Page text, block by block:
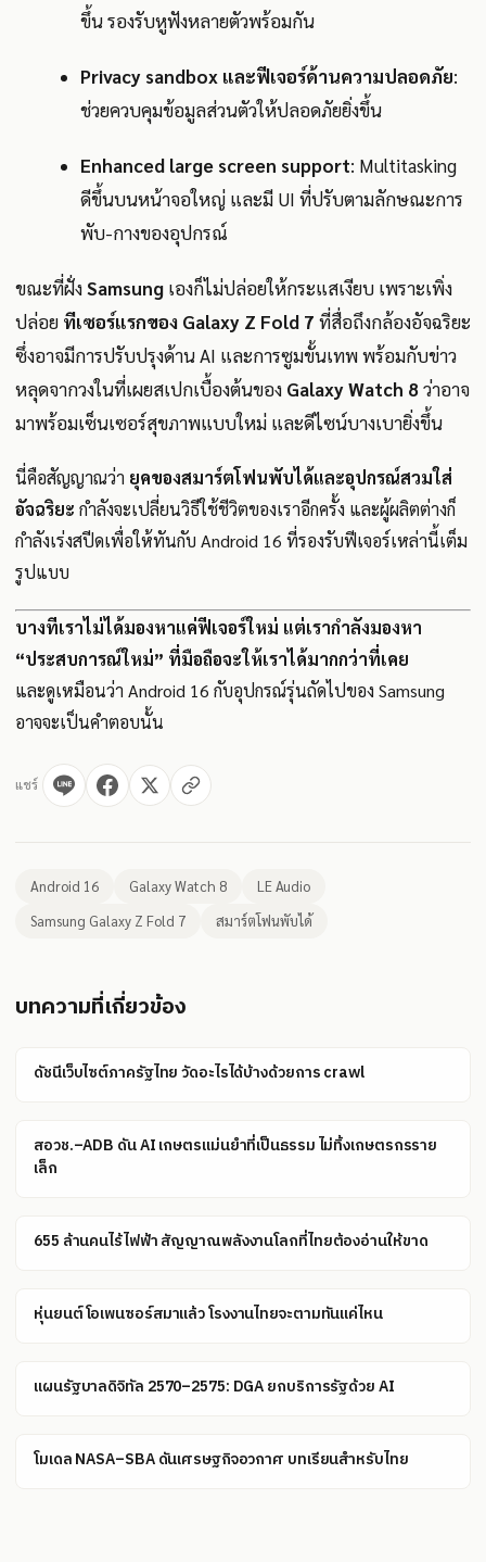
ขึ้น รองรับหูฟังหลายตัวพร้อมกัน
Privacy sandbox และฟีเจอร์ด้านความปลอดภัย:
ช่วยควบคุมข้อมูลส่วนตัวให้ปลอดภัยยิ่งขึ้น
Enhanced large screen support: Multitasking
ดีขึ้นบนหน้าจอใหญ่ และมี UI ที่ปรับตามลักษณะการ
พับ-กางของอุปกรณ์
ขณะที่ฝั่งSamsung เองก็ไม่ปล่อยให้กระแสเงียบ เพราะเพิ่ง
ปล่อย ทีเซอร์แรกของ Galaxy Z Fold 7 ที่สื่อถึงกล้องอัจฉริยะ
ซึ่งอาจมีการปรับปรุงด้าน AI และการซูมขั้นเทพ พร้อมกับข่าว
หลุดจากวงในที่เผยสเปกเบื้องต้นของ Galaxy Watch 8ว่าอาจ
มาพร้อมเซ็นเซอร์สุขภาพแบบใหม่ และดีไซน์บางเบายิ่งขึ้น
นี่คือสัญญาณว่า ยุคของสมาร์ตโฟนพับได้และอุปกรณ์สวมใส่
อัจฉริยะ กำลังจะเปลี่ยนวิธีใช้ชีวิตของเราอีกครั้ง และผู้ผลิตต่างก็
กำลังเร่งสปีดเพื่อให้ทันกับ Android 16 ที่รองรับฟีเจอร์เหล่านี้เต็ม
รูปแบบ
บางทีเราไม่ได้มองหาแค่ฟีเจอร์ใหม่ แต่เรากำลังมองหา
“ประสบการณ์ใหม่” ที่มือถือจะให้เราได้มากกว่าที่เคย
และดูเหมือนว่า Android 16 กับอุปกรณ์รุ่นถัดไปของ Samsung
อาจจะเป็นคำตอบนั้น
แชร์
Android 16 Galaxy Watch 8
LE Audio
Samsung Galaxy Z Fold 7
สมาร์ตโฟนพับได้
บทความที่เกี่ยวข้อง
ดัชนีเว็บไซต์ภาครัฐไทย วัดอะไรได้บ้างด้วยการ crawl
สอวช.–ADB ดัน AI เกษตรแม่นยำที่เป็นธรรม ไม่ทิ้งเกษตรกรราย
เล็ก
655 ล้านคนไร้ไฟฟ้า สัญญาณพลังงานโลกที่ไทยต้องอ่านให้ขาด
หุ่นยนต์โอเพนซอร์สมาแล้ว โรงงานไทยจะตามทันแค่ไหน
แผนรัฐบาลดิจิทัล 2570–2575: DGA ยกบริการรัฐด้วย AI
โมเดล NASA–SBA ดันเศรษฐกิจอวกาศ บทเรียนสำหรับไทย